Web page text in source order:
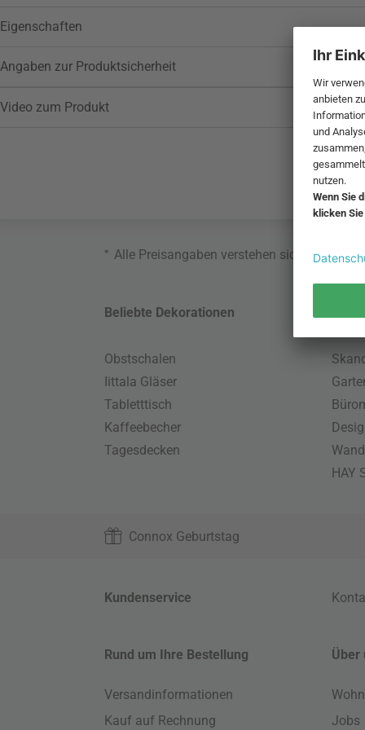
Eigenschaften
Angaben zur Produktsicherheit
Video zum Produkt
* Alle Preisangaben verstehen sich
Beliebte Dekorationen
Obstschalen
Iittala Gläser
Tabletttisch
Kaffeebecher
Tagesdecken
HAY
Connox Geburtstag
Kundenservice
Rund um Ihre Bestellung
Versandinformationen
Kauf auf Rechnung
Über
Jobs